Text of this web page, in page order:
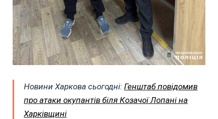
Новини Харкова сьогодні: Генштаб повідомив
про атаки окупантів біля Козачої Лопані на
Харківщині